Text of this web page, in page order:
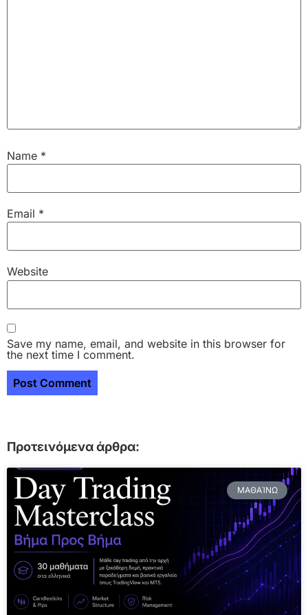
Name *
Email *
Website
Save my name, email, and website in this browser for
the next time I comment.
Προτεινόμενα άρθρα:
ΜΑΘΑΊΝΩ